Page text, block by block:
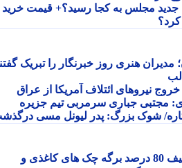
هنری روز خبرنگار را تبریک گفتند
نیروهای ائتلاف آمریکا از عراق
جباری سرمربی تیم جزیره
شوک بزرگ: پدر لیونل مسی درگذشت
محاسبه جداگانه تعیین تکلیف 80 درصد برگه چک های کاغذی و